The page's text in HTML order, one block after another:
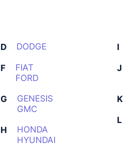
D DODGE
F
FIAT
FORD
G
GENESIS
GMC
H
HONDA
HYUNDAI
I
J
K
L